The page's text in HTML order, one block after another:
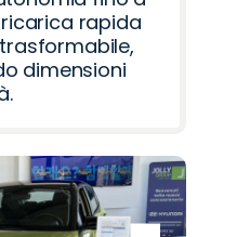
rapida
dimensioni